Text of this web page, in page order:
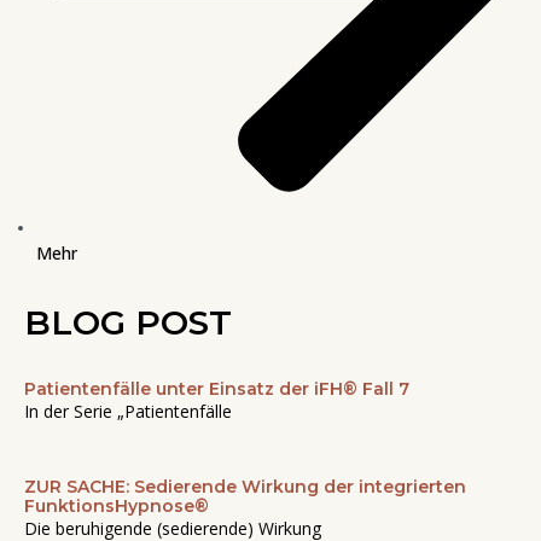
Mehr
BLOG POST
Patientenfälle unter Einsatz der iFH® Fall 7
In der Serie „Patientenfälle
ZUR SACHE: Sedierende Wirkung der integrierten
FunktionsHypnose®
Die beruhigende (sedierende) Wirkung
SeiteSeiteSeiteSeiteSeite